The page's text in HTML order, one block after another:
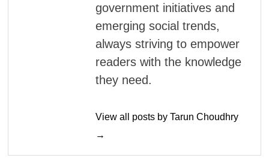
government initiatives and
emerging social trends,
always striving to empower
readers with the knowledge
they need.
View all posts by Tarun Choudhry
→